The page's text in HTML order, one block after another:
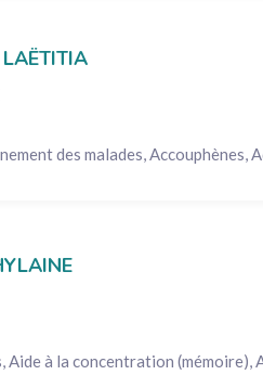
LAËTITIA
des malades, Accouphènes,
Aide à la concentration (mémoire),